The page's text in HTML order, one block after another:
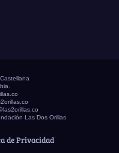
Las Dos Orillas
de Privacidad